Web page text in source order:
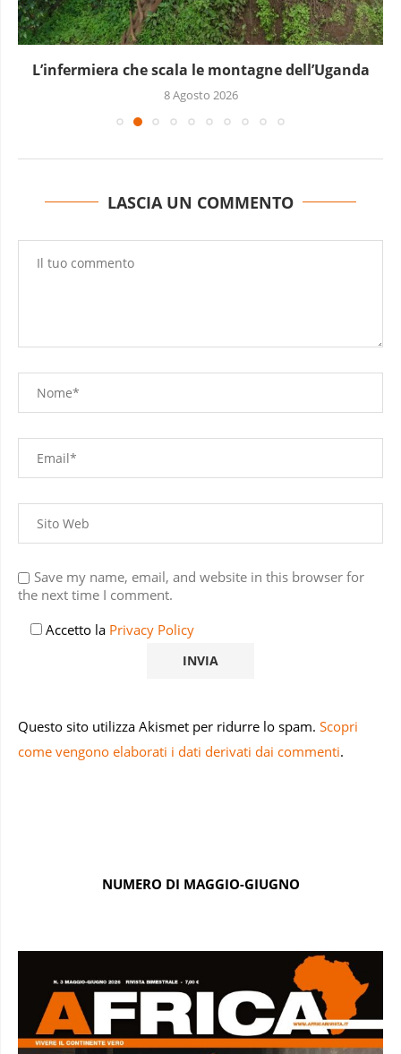
L’infermiera che scala le montagne dell’Uganda
8 Agosto 2026
LASCIA UN COMMENTO
Save my name, email, and website in this browser for
the next time I comment.
Accetto la Privacy Policy
Questo sito utilizza Akismet per ridurre lo spam. Scopri
come vengono elaborati i dati derivati dai commenti.
NUMERO DI MAGGIO-GIUGNO